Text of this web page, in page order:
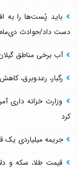
باید پُست‌ها را به
دست داد/حوادث
آب برخی مناطق
رگبار، رعدوبرق، کاهش ۴ درجه ای دمای گیلان و مواج شدن دریای کاسپین از پنجشنبه
وزارت خزانه داری
کرد
جریمه میلیاردی یک